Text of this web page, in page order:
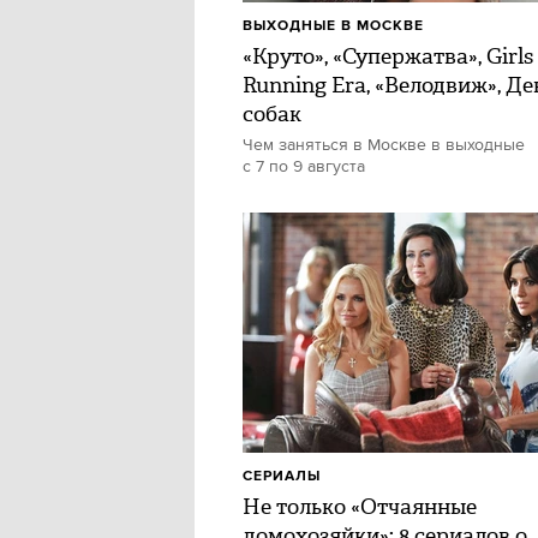
«Круто», «Супержатва», Girls
Running Era, «Велодвиж»,
собак
Чем заняться в Москве в выходные
с 7 по 9 августа
ВЫХОДНЫЕ В МОСКВЕ
Не только «Отчаянные
СЕРИАЛЫ